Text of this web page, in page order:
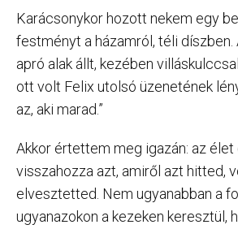
Karácsonykor hozott nekem egy
festményt a házamról, téli díszben.
apró alak állt, kezében
ott volt Felix utolsó üzenetének
az, aki marad.”
Akkor értettem meg igazán: az élet
visszahozza azt, amiről azt hitted,
elvesztetted. Nem ugyanabban a
ugyanazokon a kezeken keresztül,